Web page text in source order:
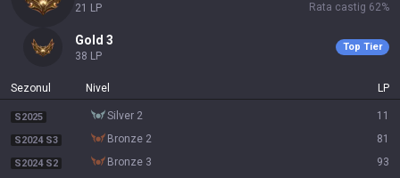
21 LP
Rata castig 62%
gold 3
38 LP
Top Tier
Sezonul Nivel LP
S2025 silver 2 11
S2024 S3 bronze 2 81
S2024 S2 bronze 3 93